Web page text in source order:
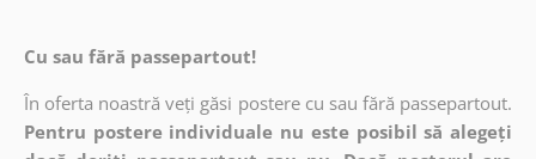
Cu sau fără passepartout!
În oferta noastră veți găsi postere cu sau fără passepartout.
Pentru postere individuale nu este posibil să alegeți